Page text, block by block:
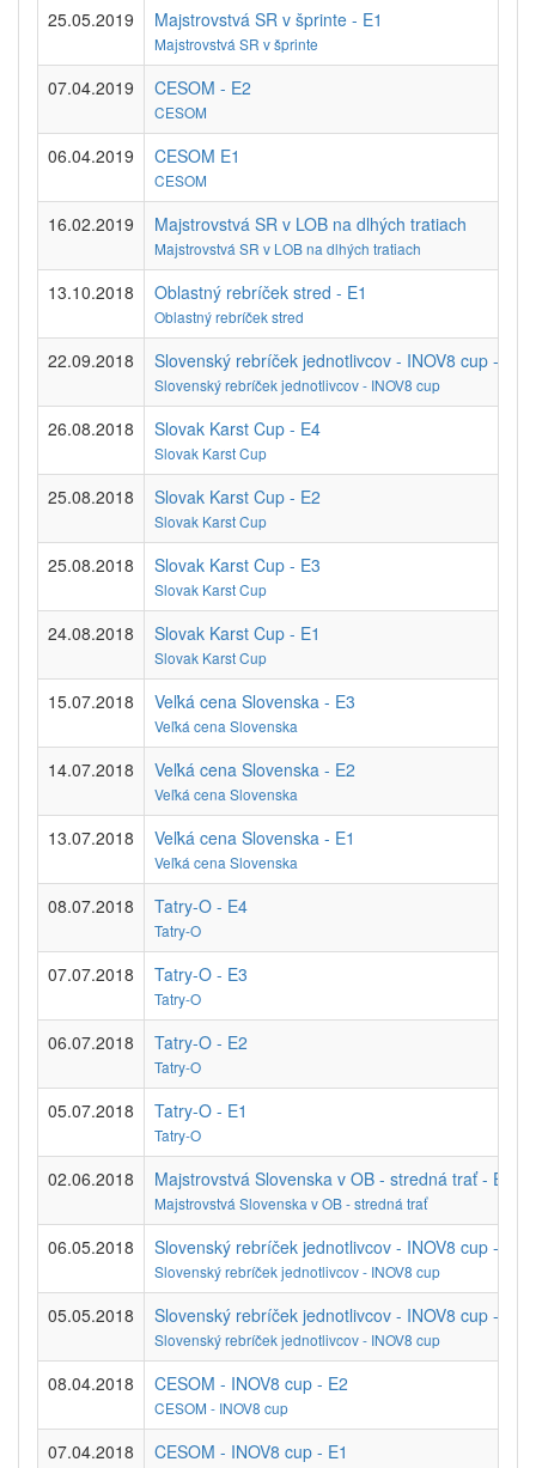
25.05.2019 Majstrovstvá SR v šprinte - E1
Majstrovstvá SR v šprinte
07.04.2019 CESOM - E2
CESOM
06.04.2019 CESOM E1
CESOM
16.02.2019 Majstrovstvá SR v LOB na dlhých tratiach
Majstrovstvá SR v LOB na dlhých tratiach
13.10.2018 Oblastný rebríček stred - E1
Oblastný rebríček stred
22.09.2018 Slovenský rebríček jednotlivcov - INOV8 cup - E1
Slovenský rebríček jednotlivcov - INOV8 cup
26.08.2018 Slovak Karst Cup - E4
Slovak Karst Cup
25.08.2018 Slovak Karst Cup - E2
Slovak Karst Cup
25.08.2018 Slovak Karst Cup - E3
Slovak Karst Cup
24.08.2018 Slovak Karst Cup - E1
Slovak Karst Cup
15.07.2018 Veľká cena Slovenska - E3
Veľká cena Slovenska
14.07.2018 Veľká cena Slovenska - E2
Veľká cena Slovenska
13.07.2018 Veľká cena Slovenska - E1
Veľká cena Slovenska
08.07.2018 Tatry-O - E4
Tatry-O
07.07.2018 Tatry-O - E3
Tatry-O
06.07.2018 Tatry-O - E2
Tatry-O
05.07.2018 Tatry-O - E1
Tatry-O
02.06.2018 Majstrovstvá Slovenska v OB - stredná trať - E1
Majstrovstvá Slovenska v OB - stredná trať
06.05.2018 Slovenský rebríček jednotlivcov - INOV8 cup - E1
Slovenský rebríček jednotlivcov - INOV8 cup
05.05.2018 Slovenský rebríček jednotlivcov - INOV8 cup - E2
Slovenský rebríček jednotlivcov - INOV8 cup
08.04.2018 CESOM - INOV8 cup - E2
CESOM - INOV8 cup
07.04.2018 CESOM - INOV8 cup - E1